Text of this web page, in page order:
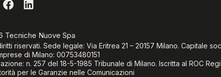
Tecniche Nuove Spa
riservati. Sede legale: Via Eritrea 21 – 20157 Milano. Capitale
di Milano: 00753480151
n. 257 del 18-5-1985 Tribunale di Milano. Iscritta al ROC
per le Garanzie nelle Comunicazioni